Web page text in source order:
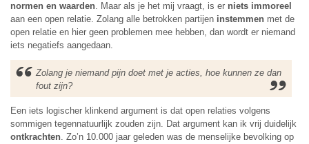
normen en waarden. Maar als je het mij vraagt, is er niets immoreel
aan een open relatie. Zolang alle betrokken partijen instemmen met de
open relatie en hier geen problemen mee hebben, dan wordt er niemand
iets negatiefs aangedaan.
Zolang je niemand pijn doet met je acties, hoe kunnen ze dan
fout zijn?
Een iets logischer klinkend argument is dat open relaties volgens
sommigen tegennatuurlijk zouden zijn. Dat argument kan ik vrij duidelijk
ontkrachten. Zo’n 10.000 jaar geleden was de menselijke bevolking op